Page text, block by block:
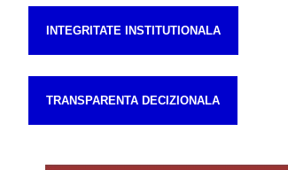
INTEGRITATE INSTITUTIONALA
TRANSPARENTA DECIZIONALA